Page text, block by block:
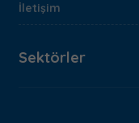
İletişim
Sektörler